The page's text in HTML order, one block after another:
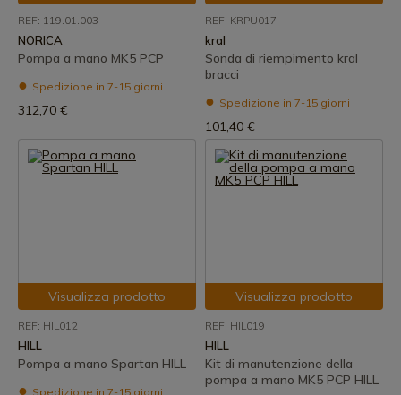
REF: 119.01.003
NORICA
Pompa a mano MK5 PCP
Spedizione in 7-15 giorni
312,70 €
REF: KRPU017
kral
Sonda di riempimento kral
bracci
Spedizione in 7-15 giorni
101,40 €
Visualizza prodotto
REF: HIL012
HILL
Pompa a mano Spartan HILL
Spedizione in 7-15 giorni
Visualizza prodotto
REF: HIL019
HILL
Kit di manutenzione della
pompa a mano MK5 PCP HILL